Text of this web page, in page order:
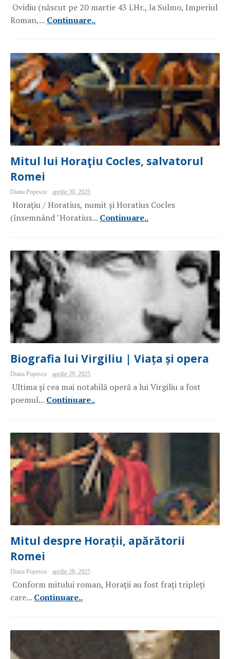
Ovidiu (născut pe 20 martie 43 î.Hr., la Sulmo, Imperiul
Roman,... Continuare..
Mitul lui Horaţiu Cocles, salvatorul
Romei
Diana Popescu aprilie 30, 2025
Horaţiu / Horatius, numit și Horatius Cocles
(însemnând "Horatius... Continuare..
Biografia lui Virgiliu | Viața și opera
Diana Popescu aprilie 29, 2025
Ultima și cea mai notabilă operă a lui Virgiliu a fost
poemul... Continuare..
Mitul despre Horații, apărătorii
Romei
Diana Popescu aprilie 28, 2025
Conform mitului roman, Horații au fost frați tripleți
care... Continuare..